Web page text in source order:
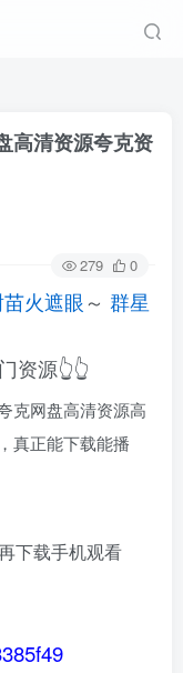
高清资源夸克资
279 0
火遮眼～ 群星
资源👆👆
克网盘高清资源高
真正能下载能播
下载手机观看